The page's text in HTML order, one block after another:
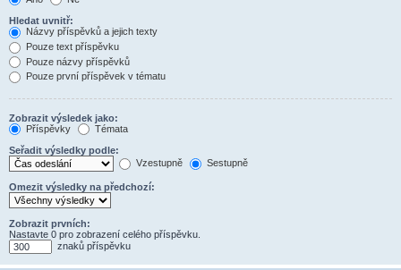
Hledat uvnitř:
Názvy příspěvků a jejich texty
Pouze text příspěvku
Pouze názvy příspěvků
Pouze první příspěvek v tématu
Zobrazit výsledek jako:
Příspěvky
Témata
Seřadit výsledky podle:
Vzestupně
Sestupně
Omezit výsledky na předchozí:
Zobrazit prvních:
Nastavte 0 pro zobrazení celého příspěvku.
znaků příspěvku